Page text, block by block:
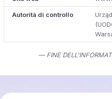
Autorità di controllo
— FINE